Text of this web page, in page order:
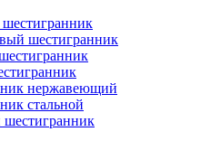
шестигранник
нержавеющий
стальной